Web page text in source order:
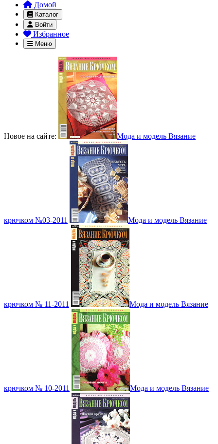
Домой
Каталог
Войти
Избранное
Меню
Новое на сайте: Мода и модель Вязание
крючком №03-2011 Мода и модель Вязание
крючком № 11-2011 Мода и модель Вязание
крючком № 10-2011 Мода и модель Вязание